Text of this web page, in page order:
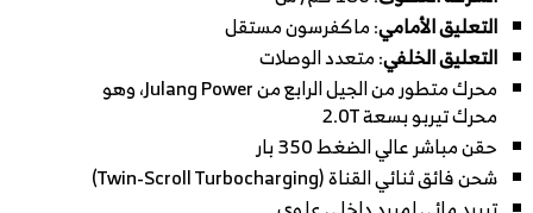
التعليق الأمامي: ماكفرسون مستقل
التعليق الخلفي: متعدد الوصلات
محرك متطور من الجيل الرابع من Julang Power، وهو
محرك تيربو بسعة 2.0T
حقن مباشر عالي الضغط 350 بار
شحن فائق ثنائي القناة (Twin-Scroll Turbocharging)